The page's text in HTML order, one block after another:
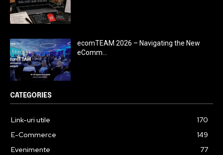
ecomTEAM 2026 – Navigating the New
eComm...
CATEGORIES
Link-uri utile
170
E-Commerce
149
Evenimente
77